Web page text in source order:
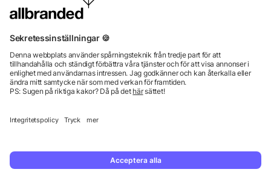
enbart till företag, institutioner, föreningar och
© 2026 allbranded GmbH.